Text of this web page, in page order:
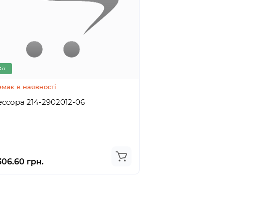
в наявності
Рессора 214-2902012-06
грн.